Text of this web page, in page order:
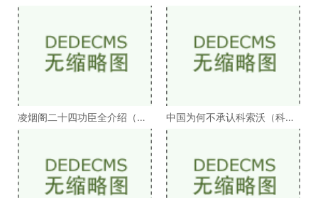
凌烟阁二十四功臣全介绍（凌
烟阁二十四功臣排
中国为何不承认科索沃（科索
沃为何不被承认）